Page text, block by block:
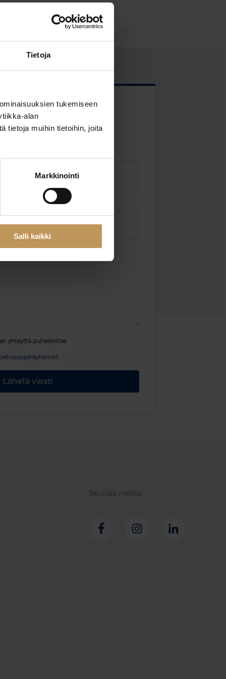
Tietoja
tukemiseen
alan
tietoja muihin tietoihin, joita
Markkinointi
Salli kaikki
Sähköposti*
yhteyttä puhelimitse
Seuraa meitä: